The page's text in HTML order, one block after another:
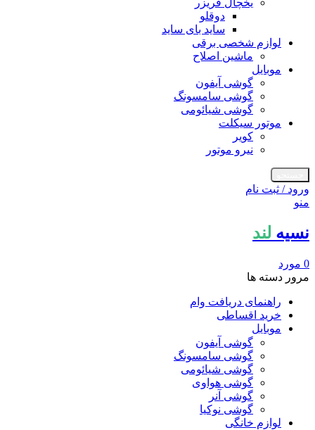
دوقلو
ساید بای ساید
لوازم شخصی برقی
ماشین اصلاح
موبایل
گوشی آیفون
گوشی سامسونگ
گوشی شیائومی
موتور سیکلت
کویر
نیرو موتور
ورود / ثبت نام
منو
نسیه لند
0 مورد
مرور دسته ها
راهنمای دریافت وام
خرید اقساطی
موبایل
گوشی آیفون
گوشی سامسونگ
گوشی شیائومی
گوشی هواوی
گوشی آنر
گوشی نوکیا
لوازم خانگی